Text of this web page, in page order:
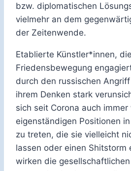
bzw. diplomatischen
vielmehr an dem
der Zeitenwende.
Etablierte Künstler*innen,
Friedensbewegung
durch den russischen
ihrem Denken stark
sich seit Corona auch
eigenständigen Positionen
zu treten, die sie vielleicht
lassen oder einen Shitstorm
wirken die